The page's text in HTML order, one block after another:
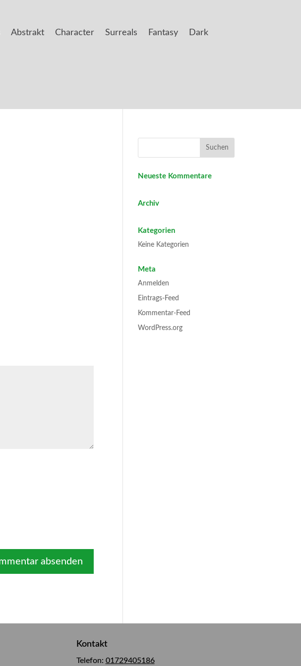
Abstrakt Character Surreals Fantasy Dark
Neueste Kommentare
Archiv
Kategorien
Keine Kategorien
Meta
Anmelden
Eintrags-Feed
Kommentar-Feed
WordPress.org
Kontakt
Telefon: 01729405186